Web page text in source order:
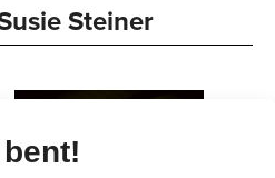
Steiner